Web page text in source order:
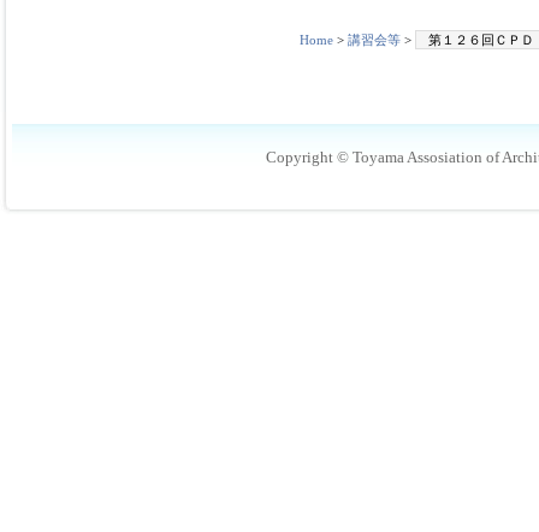
Home > 講習会等 > 第１２６回ＣＰＤ
Copyright © Toyama Assosiation of